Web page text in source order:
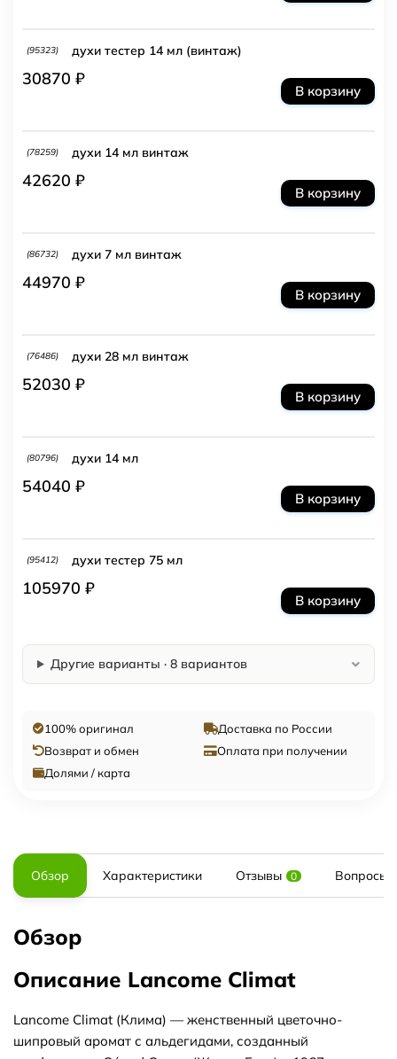
(95323) духи тестер 14 мл (винтаж)
30870 ₽
В корзину
(78259) духи 14 мл винтаж
42620 ₽
В корзину
(86732) духи 7 мл винтаж
44970 ₽
В корзину
(76486) духи 28 мл винтаж
52030 ₽
В корзину
(80796) духи 14 мл
54040 ₽
В корзину
(95412) духи тестер 75 мл
105970 ₽
В корзину
Другие варианты · 8 вариантов
100% оригинал
Доставка по России
Возврат и обмен
Оплата при получении
Долями / карта
Обзор Характеристики Отзывы 0 Вопросы
Обзор
Описание Lancome Climat
Lancome Climat (Клима) — женственный цветочно-
шипровый аромат с альдегидами, созданный